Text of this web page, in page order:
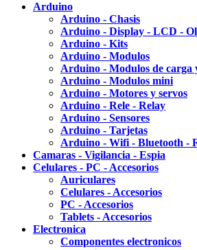
Arduino
Arduino - Chasis
Arduino - Display - LCD -
Arduino - Kits
Arduino - Modulos
Arduino - Modulos de carga
Arduino - Modulos mini
Arduino - Motores y servos
Arduino - Rele - Relay
Arduino - Sensores
Arduino - Tarjetas
Arduino - Wifi - Bluetooth -
Camaras - Vigilancia - Espia
Celulares - PC - Accesorios
Auriculares
Celulares - Accesorios
PC - Accesorios
Tablets - Accesorios
Electronica
Componentes electronicos